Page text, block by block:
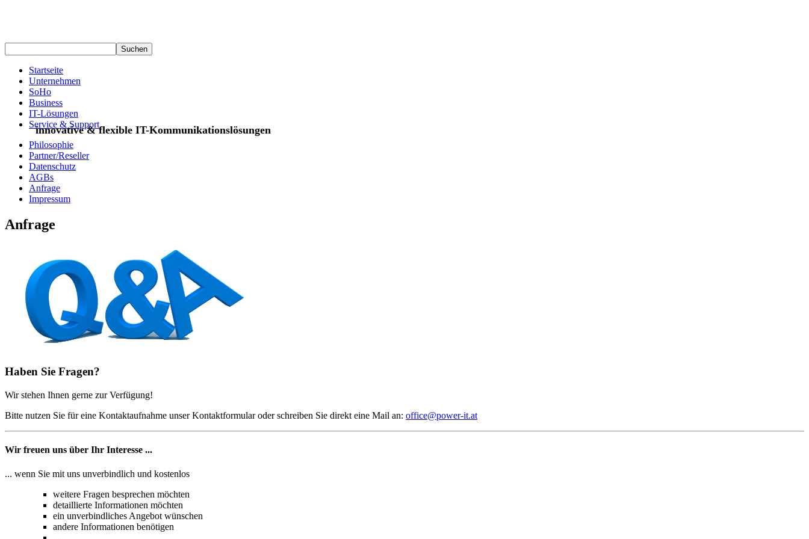
innovative & flexible IT-Kommunikationslösungen
Startseite
Unternehmen
SoHo
Business
IT-Lösungen
Service & Support
Philosophie
Partner/Reseller
Datenschutz
AGBs
Anfrage
Impressum
Anfrage
Haben Sie Fragen?
Wir stehen Ihnen gerne zur Verfügung!
Bitte nutzen Sie für eine Kontaktaufnahme unser Kontaktformular oder schreiben Sie direkt eine Mail an: office@power-it.at
Wir freuen uns über Ihr Interesse ...
... wenn Sie mit uns unverbindlich und kostenlos
weitere Fragen besprechen möchten
detaillierte Informationen möchten
ein unverbindliches Angebot wünschen
andere Informationen benötigen